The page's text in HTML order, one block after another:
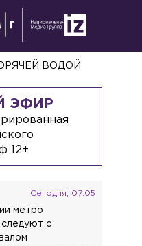
ЭФИР
12+
Сегодня, 07:05
метро
следуют с